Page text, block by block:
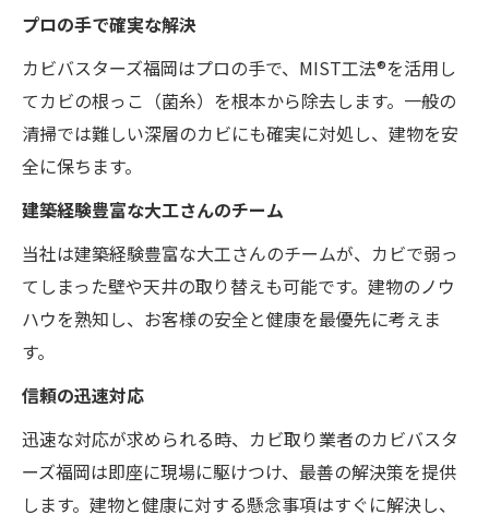
プロの手で確実な解決
カビバスターズ福岡はプロの手で、MIST工法®を活用し
てカビの根っこ（菌糸）を根本から除去します。一般の
清掃では難しい深層のカビにも確実に対処し、建物を安
全に保ちます。
建築経験豊富な大工さんのチーム
当社は建築経験豊富な大工さんのチームが、カビで弱っ
てしまった壁や天井の取り替えも可能です。建物のノウ
ハウを熟知し、お客様の安全と健康を最優先に考えま
す。
信頼の迅速対応
迅速な対応が求められる時、カビ取り業者のカビバスタ
ーズ福岡は即座に現場に駆けつけ、最善の解決策を提供
します。建物と健康に対する懸念事項はすぐに解決し、